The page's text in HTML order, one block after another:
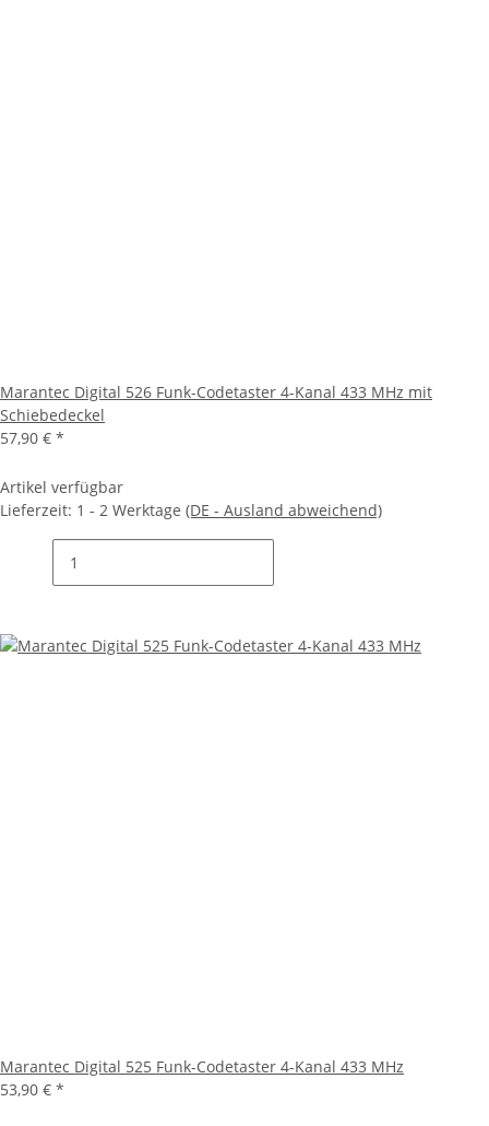
Marantec Digital 526 Funk-Codetaster 4-Kanal 433 MHz mit
Schiebedeckel
57,90 € *
Artikel verfügbar
Lieferzeit: 1 - 2 Werktage (DE - Ausland abweichend)
Marantec Digital 525 Funk-Codetaster 4-Kanal 433 MHz
53,90 € *